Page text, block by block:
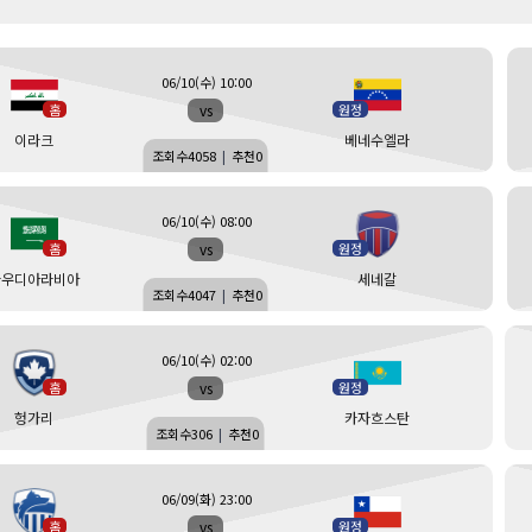
홈
이라크
vs 원정
베네수엘라
06/10(수) 10:00
조회수4058 | 추천0
홈
디아라비아
vs 원정
세네갈
06/10(수) 08:00
조회수4047 | 추천0
홈
헝가리
vs 원정
카자흐스탄
06/10(수) 02:00
조회수306 | 추천0
홈 vs 원정
06/09(화) 23:00